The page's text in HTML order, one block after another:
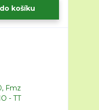
košíku